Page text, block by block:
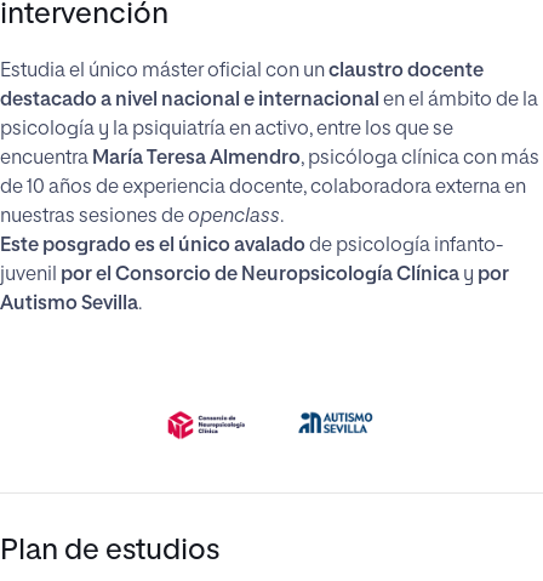
intervención
Estudia el único máster oficial con unclaustro docente
destacado a nivel nacional e internacional en el ámbito de la
psicología y la psiquiatría en activo, entre los que se
encuentra María Teresa Almendro, psicóloga clínica con más
de 10 años de experiencia docente, colaboradora externa en
nuestras sesiones deopenclass.
Este posgrado es el único avaladode psicología infanto-
juvenil por el Consorcio de Neuropsicología Clínica y por
Autismo Sevilla.
Plan de estudios